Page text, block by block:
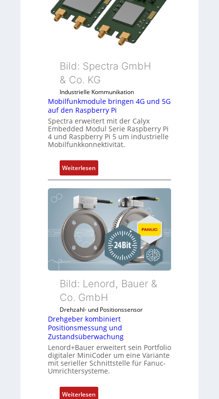
-
I
n
d
t
r
i
e
-
P
C
s
t
i
c
h
f
l
e
b
e
f
ü
r
d
i
e
n
Bild: Spectra GmbH
& Co. KG
Industrielle Kommunikation
Mobilfunkmodule bringen 4G und 5G
auf den Raspberry Pi
Spectra erweitert mit der Calyx
Embedded Modul Serie Raspberry Pi
4 und Raspberry Pi 5 um industrielle
Mobilfunkkonnektivität.
Weiterlesen
M
o
b
i
l
u
n
k
m
o
u
l
e
b
i
n
g
Bild: Lenord, Bauer &
Co. GmbH
Drehzahl- und Positionssensor
Drehgeber kombiniert
Positionsmessung und
Zustandsüberwachung
Lenord+Bauer erweitert sein Portfolio
digitaler MiniCoder um eine Variante
mit serieller Schnittstelle für Fanuc-
Umrichtersysteme.
Weiterlesen